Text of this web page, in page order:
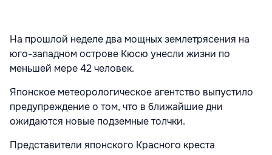
На прошлой неделе два мощных землетрясения на
юго-западном острове Кюсю унесли жизни по
меньшей мере 42 человек.
Японское метеорологическое агентство выпустило
предупреждение о том, что в ближайшие дни
ожидаются новые подземные толчки.
Представители японского Красного креста